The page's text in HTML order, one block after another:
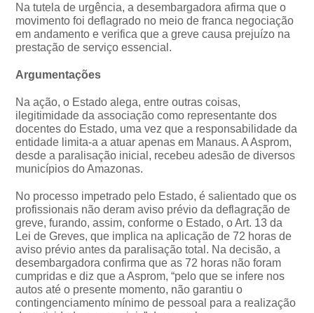
Na tutela de urgência, a desembargadora afirma que o
movimento foi deflagrado no meio de franca negociação
em andamento e verifica que a greve causa prejuízo na
prestação de serviço essencial.
Argumentações
Na ação, o Estado alega, entre outras coisas,
ilegitimidade da associação como representante dos
docentes do Estado, uma vez que a responsabilidade da
entidade limita-a a atuar apenas em Manaus. A Asprom,
desde a paralisação inicial, recebeu adesão de diversos
municípios do Amazonas.
No processo impetrado pelo Estado, é salientado que os
profissionais não deram aviso prévio da deflagração de
greve, furando, assim, conforme o Estado, o Art. 13 da
Lei de Greves, que implica na aplicação de 72 horas de
aviso prévio antes da paralisação total. Na decisão, a
desembargadora confirma que as 72 horas não foram
cumpridas e diz que a Asprom, “pelo que se infere nos
autos até o presente momento, não garantiu o
contingenciamento mínimo de pessoal para a realização